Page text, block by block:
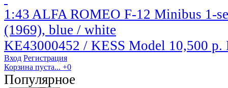
1:43 ALFA ROMEO F-12 Minibus 1-
(1969), blue / white
KE43000452 / KESS Model 10,500 р.
Вход Регистрация
Корзина пуста... +0
Популярное